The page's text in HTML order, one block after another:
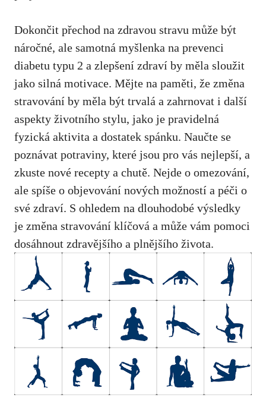
Dokončit přechod na zdravou stravu ⁤může‌ být
náročné, ale samotná myšlenka na prevenci
diabetu typu 2 a zlepšení zdraví ‍by měla sloužit
jako silná motivace. Mějte na paměti, že změna
stravování by měla být trvalá a zahrnovat i další
aspekty životního stylu,​ jako ⁤je pravidelná
fyzická aktivita a dostatek spánku. Naučte se
poznávat potraviny, které jsou pro vás nejlepší, a
zkuste nové recepty a chutě. Nejde o omezování,
ale spíše o ⁣objevování nových ⁤možností a péči o
své zdraví. S ohledem na dlouhodobé výsledky
je změna stravování klíčová a může ​vám ⁤pomoci
dosáhnout zdravějšího a ​plnějšího života.